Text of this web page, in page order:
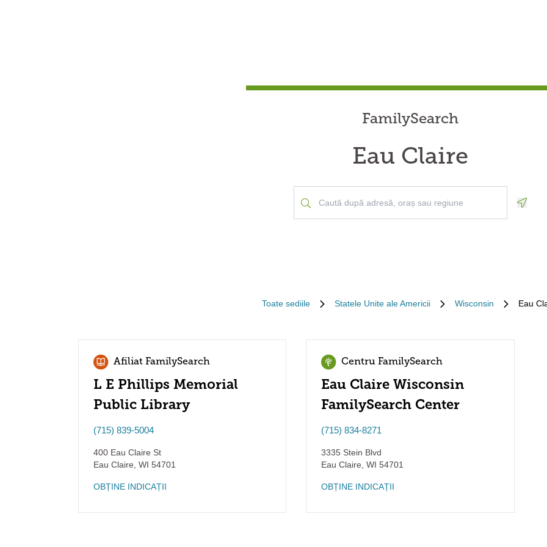
FamilySearch
Eau Claire
Toate sediile Statele Unite ale Americii Wisconsin Eau
Afiliat FamilySearch
L E Phillips Memorial
Public Library
(715) 839-5004
400 Eau Claire St
Eau Claire WI 54701
OBȚINE INDICAȚII
Centru FamilySearch
Eau Claire Wisconsin
FamilySearch Center
(715) 834-8271
3335 Stein Blvd
Eau Claire WI 54701
OBȚINE INDICAȚII